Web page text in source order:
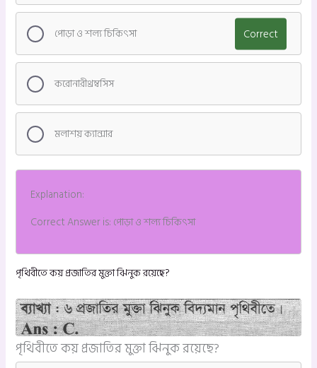
পোড়া ও শল্য চিকিৎসা Correct
করোনারীথ্রম্বসিস
মলাশয় ক্যান্সার
Explanation:
Correct Answer is: পোড়া ও শল্য চিকিৎসা
পৃথিবীতে কয় প্রজাতির মুক্তা ঝিনুক রয়েছে?
পৃথিবীতে কয় প্রজাতির মুক্তা ঝিনুক রয়েছে?